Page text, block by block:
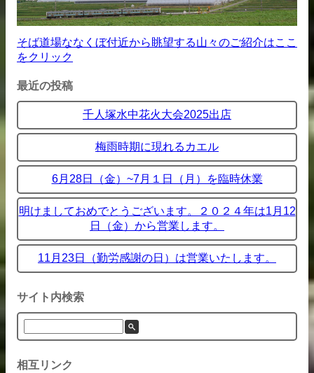
そば道場ななくぼ付近から眺望する山々のご紹介はここ
をクリック
最近の投稿
千人塚水中花火大会2025出店
梅雨時期に現れるカエル
6月28日（金）~7月１日（月）を臨時休業
明けましておめでとうございます。２０２４年は1月12
日（金）から営業します。
11月23日（勤労感謝の日）は営業いたします。
サイト内検索
相互リンク